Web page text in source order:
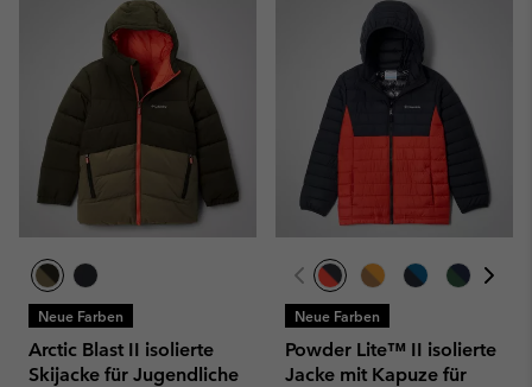
Neue Farben
Arctic Blast II isolierte
Skijacke für Jugendliche
Neue Farben
Powder Lite™ II isolierte
Jacke mit Kapuze für